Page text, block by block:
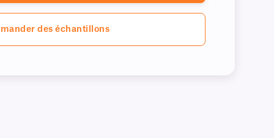
des échantillons